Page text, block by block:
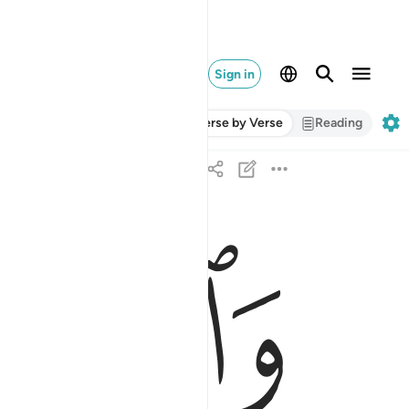
Sign in
Verse by Verse Reading
وَٱللَّهُ ٱلَّذِىٓ أَرْسَلَ ٱلرِّيَـٰحَ فَتُثِيرُ
ﲙ